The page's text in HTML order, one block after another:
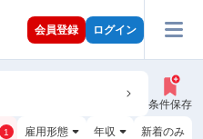
会員登録 ログイン
条件保存
1 雇用形態 年収 新着のみ